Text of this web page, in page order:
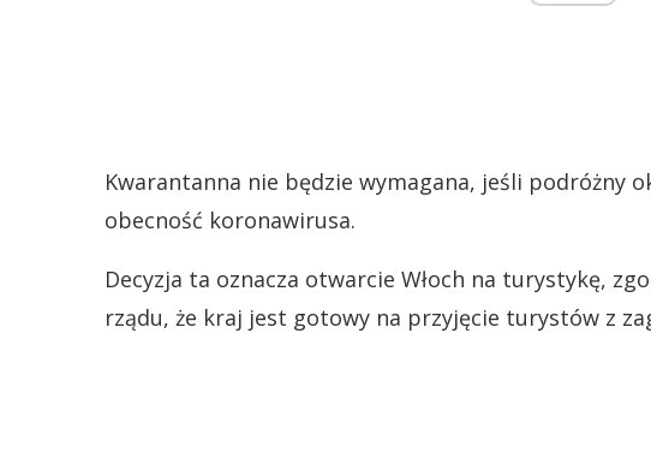
Kwarantanna nie będzie wymagana, jeśli podróżny
obecność koronawirusa.
Decyzja ta oznacza otwarcie Włoch na turystykę,
rządu, że kraj jest gotowy na przyjęcie turystów z